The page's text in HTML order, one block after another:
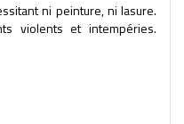
ni peinture, ni lasure.
violents et intempéries.